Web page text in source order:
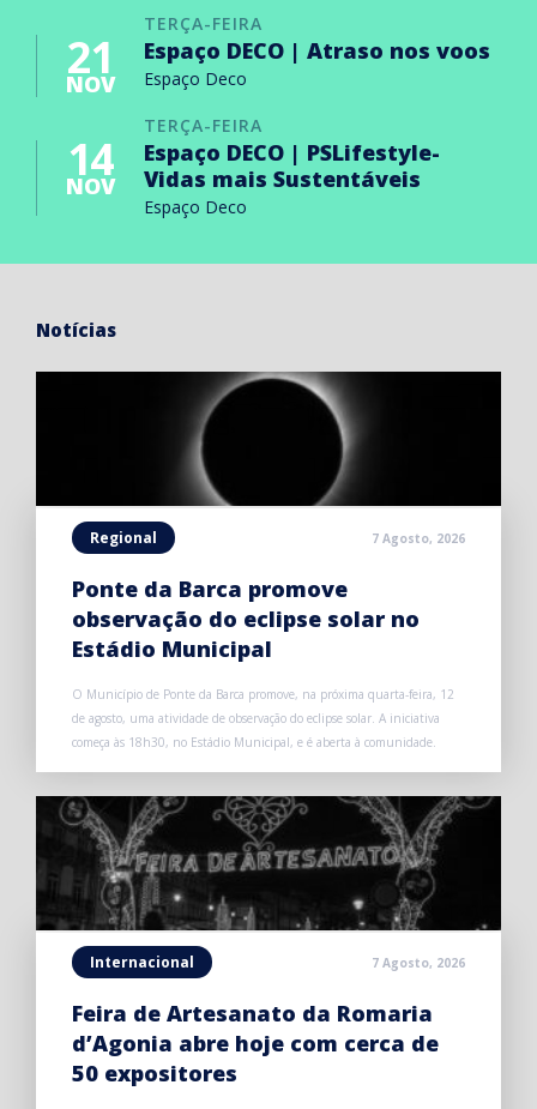
TERÇA-FEIRA
21
NOV
Espaço DECO | Atraso nos voos
Espaço Deco
TERÇA-FEIRA
14
NOV
Espaço DECO | PSLifestyle-
Vidas mais Sustentáveis
Espaço Deco
Notícias
Regional 7 Agosto, 2026
Ponte da Barca promove
observação do eclipse solar no
Estádio Municipal
O Município de Ponte da Barca promove, na próxima quarta-feira, 12
de agosto, uma atividade de observação do eclipse solar. A iniciativa
começa às 18h30, no Estádio Municipal, e é aberta à comunidade.
Internacional 7 Agosto, 2026
Feira de Artesanato da Romaria
d’Agonia abre hoje com cerca de
50 expositores